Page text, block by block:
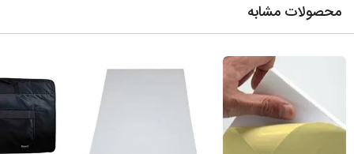
محصولات مشابه